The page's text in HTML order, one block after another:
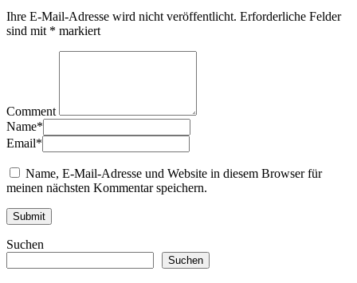
Ihre E-Mail-Adresse wird nicht veröffentlicht. Erforderliche Felder
sind mit * markiert
Comment
Name*
Email*
Name, E-Mail-Adresse und Website in diesem Browser für
meinen nächsten Kommentar speichern.
Suchen
Suchen